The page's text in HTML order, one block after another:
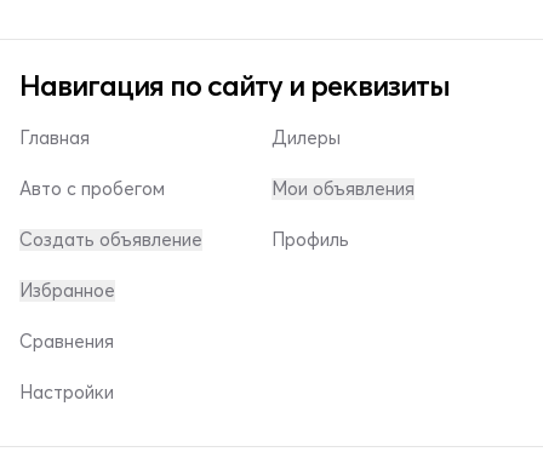
Навигация по сайту и реквизиты
Главная
Авто с пробегом
Создать объявление
Дилеры
Мои объявления
Профиль
Избранное
Сравнения
Настройки